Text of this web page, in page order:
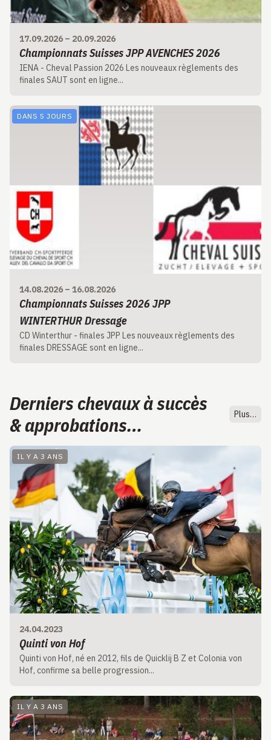
17.09.2026 – 20.09.2026
Championnats Suisses JPP AVENCHES 2026
IENA - Cheval Passion 2026 Les nouveaux règlements des
finales SAUT sont en ligne...
DANS 5 JOURS
14.08.2026 – 16.08.2026
Championnats Suisses 2026 JPP
WINTERTHUR Dressage
CD Winterthur - finales JPP Les nouveaux règlements des
finales DRESSAGE sont en ligne...
Derniers chevaux à succès
& approbations…
Plus…
IL Y A 3 ANS
24.04.2023
Quinti von Hof
Quinti von Hof, né en 2012, fils de Quicklij B Z et Colonia von
Hof, confirme sa belle progression...
IL Y A 3 ANS